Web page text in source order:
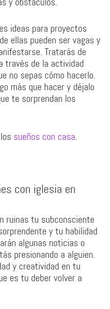
ideas para proyectos
ellas pueden ser vagas y
Tratarás de
través de la actividad
no sepas cómo hacerlo.
más que hacer y déjalo
te sorprendan los
sueños con casa.
con iglesia en
ruinas tu subconsciente
y tu habilidad
algunas noticias o
presionando a alguien.
y creatividad en tu
es tu deber volver a